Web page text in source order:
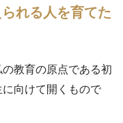
れる人を育てた
教育の原点である初
向けて開くもので